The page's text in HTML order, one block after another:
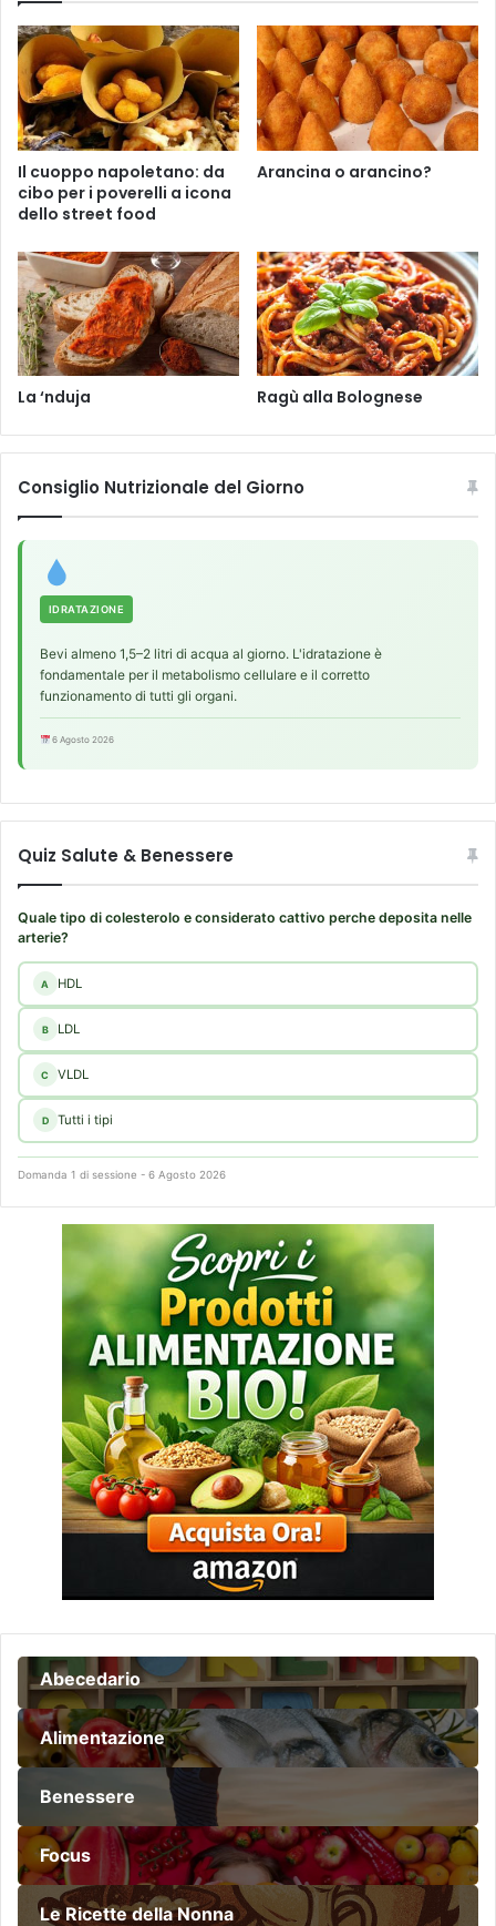
e
e
n
z
t
r
P
a
r
m
i
g
i
n
R
g
n
P
d
o
Il cuoppo napoletano: da
cibo per i poverelli a icona
dello street food
Arancina o arancino?
La ‘nduja Ragù alla Bolognese
Consiglio Nutrizionale del Giorno
IDRATAZIONE
Bevi almeno 1,5–2 litri di acqua al giorno. L'idratazione è
fondamentale per il metabolismo cellulare e il corretto
funzionamento di tutti gli organi.
6 Agosto 2026
Quiz Salute & Benessere
Quale tipo di colesterolo e considerato cattivo perche deposita nelle
arterie?
A HDL
B LDL
C VLDL
D Tutti i tipi
Domanda 1 di sessione - 6 Agosto 2026
Abecedario
Alimentazione
Benessere
Focus
Le Ricette della Nonna